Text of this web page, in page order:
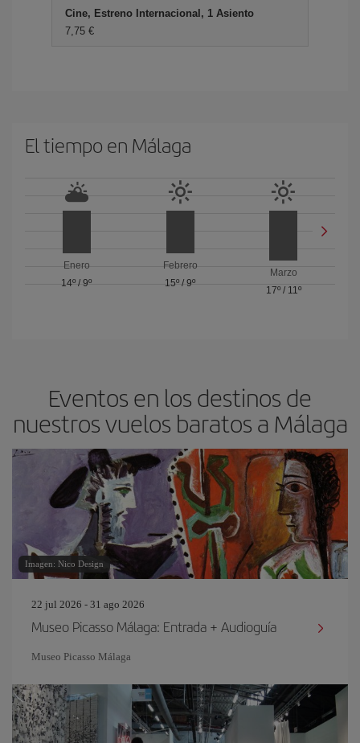
Cine, Estreno Internacional, 1 Asiento
7,75 €
El tiempo en Málaga
Enero
14º /9º
Febrero
15º / 9º
Marzo
17º/ 11º
Eventos en los destinos de
nuestros vuelos baratos a Málaga
Imagen: Nico Design
22 jul 2026 - 31 ago 2026
Museo Picasso Málaga: Entrada + Audioguía
Museo Picasso Málaga